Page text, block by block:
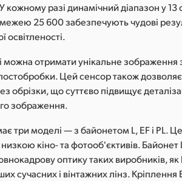
кожному разі динамічний діапазон у 13
25 600 забезпечують чудові
освітленості.
отримати унікальне зображення
постобробки. Цей сенсор також
що суттєво підвищує
зображення.
три моделі — з байонетом L, EF і PL.
кіно- та фотооб'єктивів. Байонет
оптику таких виробників, як
сучасних і вінтажних лінз.